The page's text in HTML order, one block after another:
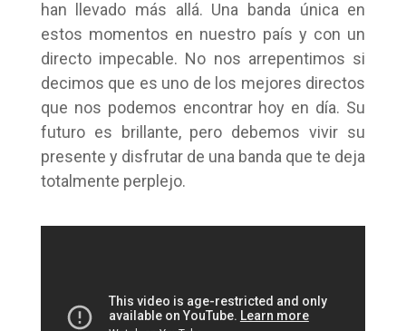
han llevado más allá. Una banda única en
estos momentos en nuestro país y con un
directo impecable. No nos arrepentimos si
decimos que es uno de los mejores directos
que nos podemos encontrar hoy en día. Su
futuro es brillante, pero debemos vivir su
presente y disfrutar de una banda que te deja
totalmente perplejo.